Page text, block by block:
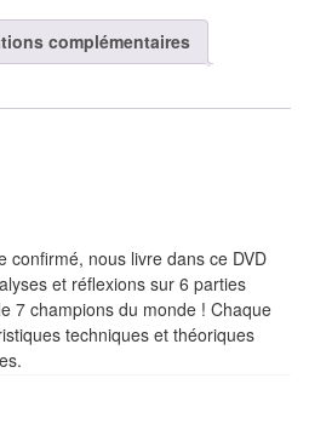
complémentaires
confirmé, nous livre dans ce DVD
et réflexions sur 6 parties
7 champions du monde ! Chaque
techniques et théoriques